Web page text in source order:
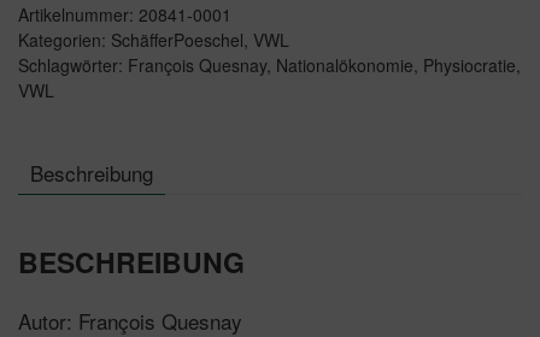
Artikelnummer: 20841-0001
Kategorien: SchäfferPoeschel VWL
Schlagwörter: François Quesnay, Nationalökonomie Physiocratie
VWL
Beschreibung
BESCHREIBUNG
Autor: François Quesnay